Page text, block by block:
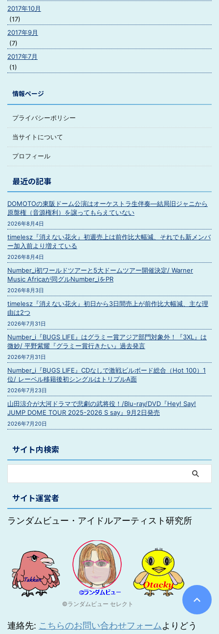
2017年10月
(17)
2017年9月
(7)
2017年7月
(1)
情報ページ
プライバシーポリシー
当サイトについて
プロフィール
最近の記事
DOMOTOの東阪ドーム公演はオーケストラ生伴奏―結局旧ジャニから
原盤権（音源権利）を譲ってもらえていない
2026年8月4日
timelesz『消えない花火』初週売上は前作比大幅減、それでも新メンバ
ー加入前より増えている
2026年8月4日
Number_i初ワールドツアーと5大ドームツアー開催決定/ Warner
Music Africaが同グルNumber_iをPR
2026年8月3日
timelesz『消えない花火』初日から3日間売上が前作比大幅減、主な理
由は2つ
2026年7月31日
Number_i『BUGS LIFE』はグラミー賞アジア部門対象外！『3XL』は
微妙/ 平野紫耀『グラミー賞行きたい』過去発言
2026年7月31日
Number_i『BUGS LIFE』CDなしで激戦ビルボード総合（Hot 100）1
位/ レーベル移籍後初シングルはトリプルA面
2026年7月23日
山田涼介が大河ドラマで悲劇の武将役！/Blu-ray/DVD『Hey! Say!
JUMP DOME TOUR 2025-2026 S say』9月2日発売
2026年7月20日
サイト内検索
サイト運営者
ランダムビュー・アイドルアーティスト研究所
©ランダムビュー セレクト
連絡先: こちらのお問い合わせフォームよりどう